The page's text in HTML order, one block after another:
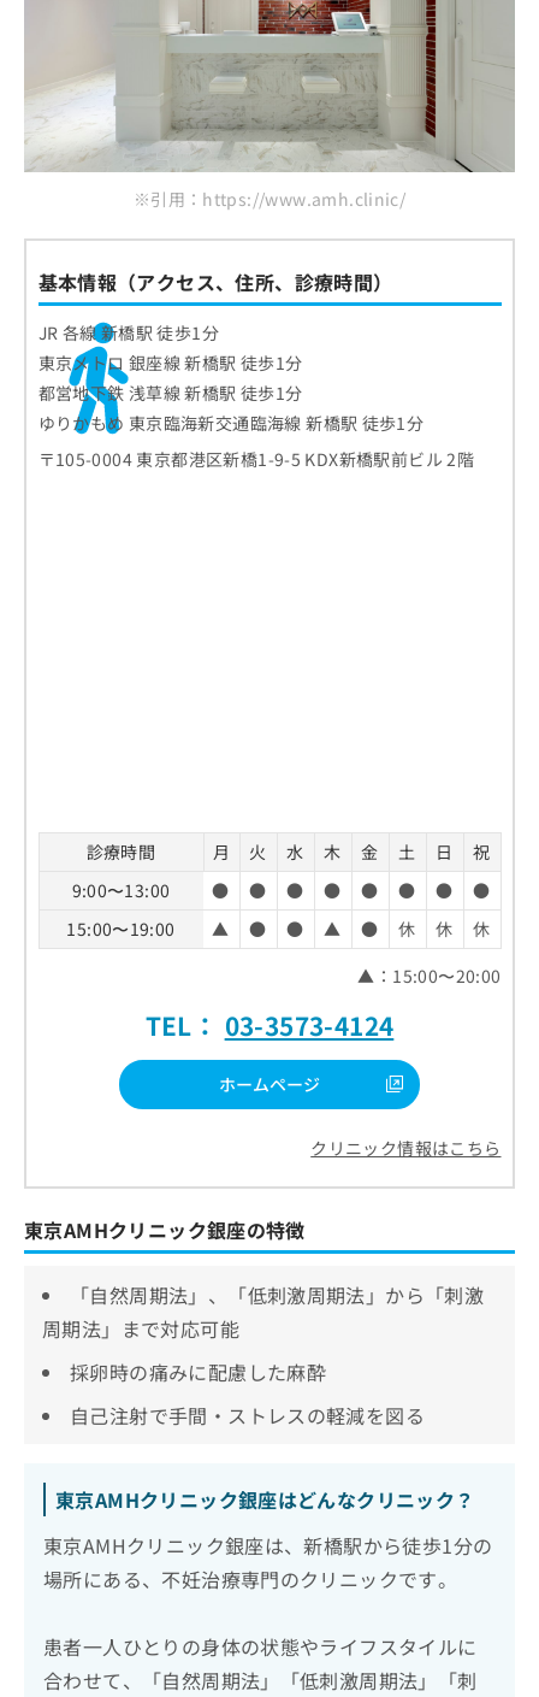
※引用：https://www.amh.clinic/
基本情報（アクセス、住所、診療時間）
JR 各線 新橋駅 徒歩1分
東京メトロ 銀座線 新橋駅 徒歩1分
都営地下鉄 浅草線 新橋駅 徒歩1分
ゆりかもめ 東京臨海新交通臨海線 新橋駅 徒歩1分
〒105-0004 東京都港区新橋1-9-5 KDX新橋駅前ビル 2階
診療時間 月 火 水 木 金 土 日
祝
9:00〜13:00
● ● ● ● ● ● ●
●
15:00〜19:00
▲ ● ● ▲ ● 休 休
休
▲：15:00〜20:00
TEL： 03-3573-4124
ホームページ
クリニック情報はこちら
東京AMHクリニック銀座の特徴
「自然周期法」、「低刺激周期法」から「刺激
周期法」まで対応可能
採卵時の痛みに配慮した麻酔
自己注射で手間・ストレスの軽減を図る
東京AMHクリニック銀座はどんなクリニック？
東京AMHクリニック銀座は、新橋駅から徒歩1分の
場所にある、不妊治療専門のクリニックです。
患者一人ひとりの身体の状態やライフスタイルに
合わせて、「自然周期法」「低刺激周期法」「刺